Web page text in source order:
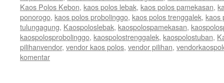
Kaos Polos Kebon, kaos polos lebak, kaos polos pamekasan,
ponorogo, kaos polos probolinggo, kaos polos trenggalek, kaos
tulungagung, Kaospoloslebak, kaospolospamekasan,
kaospolosprobolinggo, kaospolostrenggalek, kaospolostuban,
pilihanvendor, vendor kaos polos, vendor pilihan,
komentar